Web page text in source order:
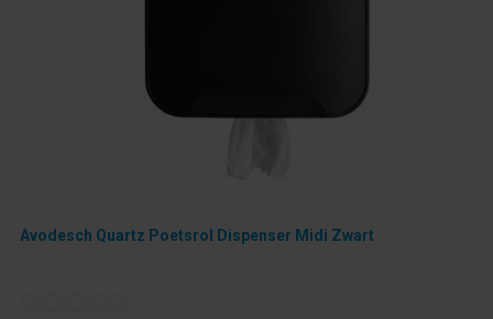
Avodesch Quartz Poetsrol Dispenser Midi Zwart